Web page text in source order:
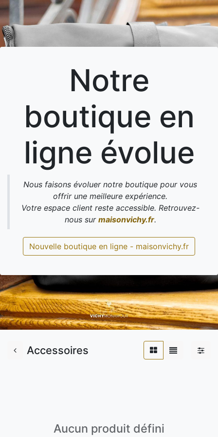
Notre
boutique en
ligne évolue
Nous faisons évoluer notre boutique pour vous
offrir une meilleure expérience.
Votre espace client reste accessible. Retrouvez-
nous sur maisonvichy.fr.
Nouvelle boutique en ligne - maisonvichy.fr
Accessoires
Aucun produit défini